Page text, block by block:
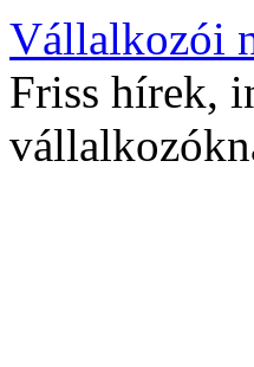
Vállalkozói
Friss hírek,